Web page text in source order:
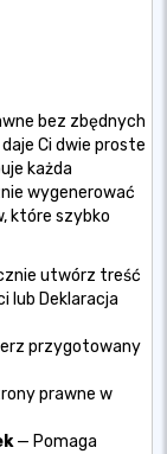
bez zbędnych
Ci dwie proste
każda
wygenerować
które szybko
utwórz treść
lub Deklaracja
przygotowany
prawne w
— Pomaga